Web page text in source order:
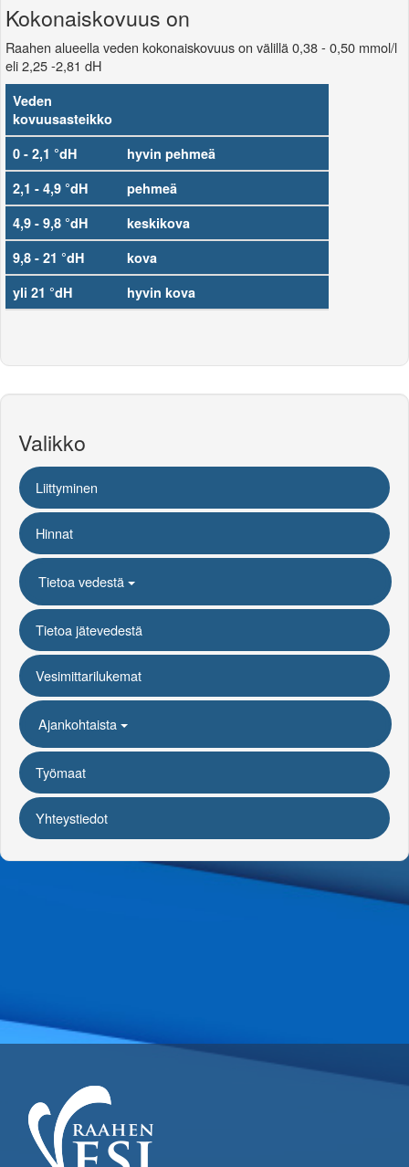
Kokonaiskovuus on
Raahen alueella veden kokonaiskovuus on välillä 0,38 - 0,50 mmol/l
eli 2,25 -2,81 dH
Veden
kovuusasteikko
0 - 2,1 °dH
hyvin pehmeä
2,1 - 4,9 °dH
pehmeä
4,9 - 9,8 °dH
keskikova
9,8 - 21 °dH
kova
yli 21 °dH
hyvin kova
Valikko
Liittyminen
Hinnat
Tietoa vedestä
Tietoa jätevedestä
Vesimittarilukemat
Ajankohtaista
Työmaat
Yhteystiedot